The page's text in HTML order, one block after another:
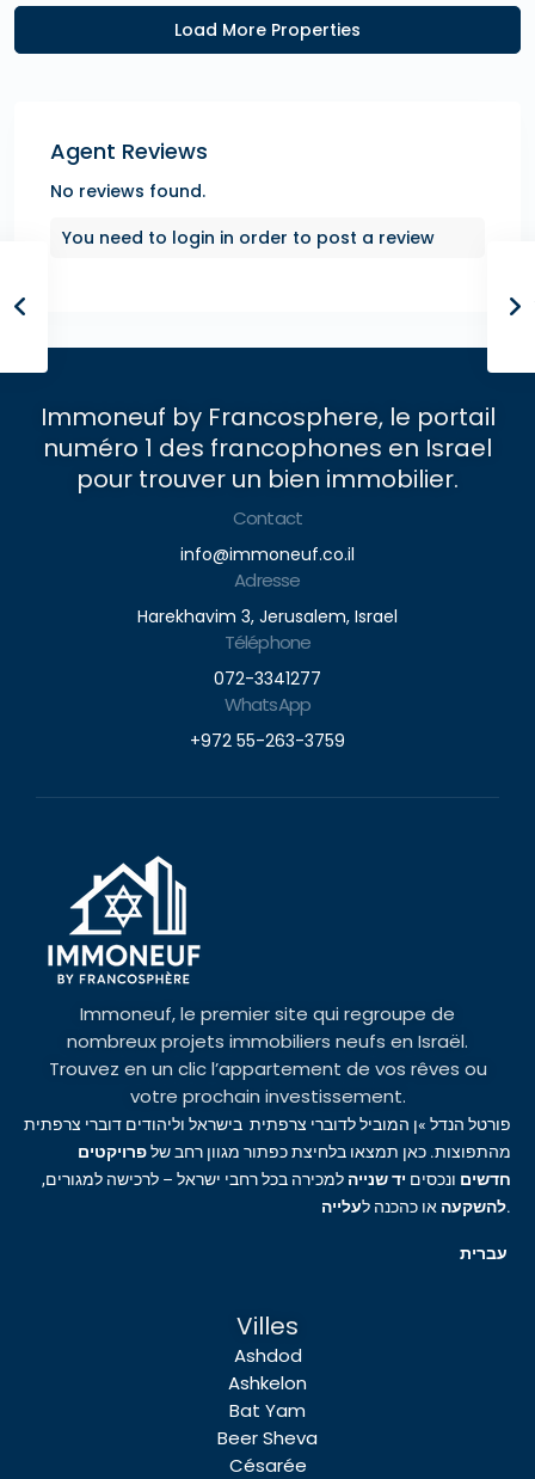
Agent Reviews
No reviews found.
You need to login in order to post a review
Immoneuf by Francosphere, le portail
numéro 1 des francophones en Israel
pour trouver un bien immobilier.
Contact
info@immoneuf.co.il
Adresse
Harekhavim 3, Jerusalem, Israel
Téléphone
072-3341277
WhatsApp
+972 55-263-3759
Immoneuf, le premier site qui regroupe de
nombreux projets immobiliers neufs en Israël.
Trouvez en un clic l’appartement de vos rêves ou
votre prochain investissement.
פורטל הנדל »ן המוביל לדוברי צרפתית בישראל וליהודים דוברי צרפתית
מהתפוצות. כאן תמצאו בלחיצת כפתור מגוון רחב שלפרויקטים
חדשים ונכסים יד שנייה למכירה בכל רחבי ישראל – לרכישה למגורים,
להשקעה או כהכנה לעלייה .
Villes
Ashdod
Ashkelon
Bat Yam
Beer Sheva
Césarée